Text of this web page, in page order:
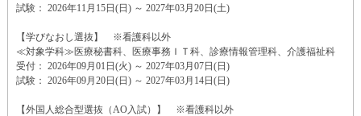
試験： 2026年11月15日(日) ～ 2027年03月20日(土)
【学びなおし選抜】 ※看護科以外
≪対象学科≫医療秘書科、医療事務ＩＴ科、診療情報管理科、介護福祉科
受付： 2026年09月01日(火) ～ 2027年03月07日(日)
試験： 2026年09月20日(日) ～ 2027年03月14日(日)
【外国人総合型選抜（AO入試）】 ※看護科以外